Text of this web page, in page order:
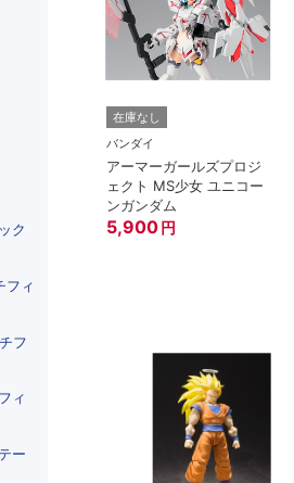
在庫なし
バンダイ
アーマーガールズプロジ
ェクト MS少女 ユニコー
ンガンダム
5,900 円
ク
フィ
フ
ィ
ー